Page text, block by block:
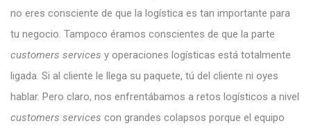
no eres consciente de que la logística es tan importante para
tu negocio. Tampoco éramos conscientes de que la parte
customers services y operaciones logísticas está totalmente
ligada. Si al cliente le llega su paquete, tú del cliente ni oyes
hablar. Pero claro, nos enfrentábamos a retos logísticos a nivel
customers services con grandes colapsos porque el equipo